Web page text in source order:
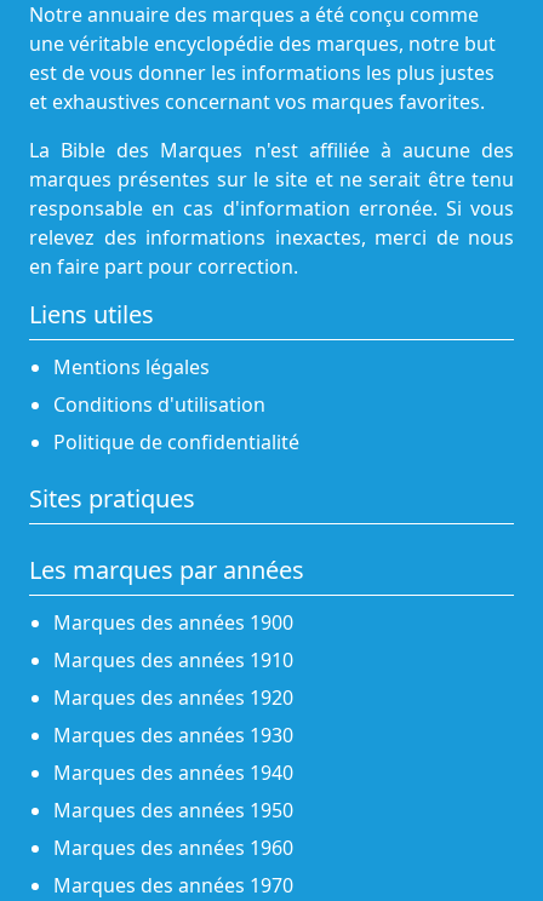
Notre annuaire des marques a été conçu comme
une véritable encyclopédie des marques, notre but
est de vous donner les informations les plus justes
et exhaustives concernant vos marques favorites.
La Bible des Marques n'est affiliée à aucune des
marques présentes sur le site et ne serait être tenu
responsable en cas d'information erronée. Si vous
relevez des informations inexactes, merci de nous
en faire part pour correction.
Liens utiles
Mentions légales
Conditions d'utilisation
Politique de confidentialité
Sites pratiques
Les marques par années
Marques des années 1900
Marques des années 1910
Marques des années 1920
Marques des années 1930
Marques des années 1940
Marques des années 1950
Marques des années 1960
Marques des années 1970